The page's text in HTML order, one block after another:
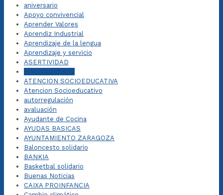
aniversario
Apoyo convivencial
Aprender Valores
Aprendiz Industrial
Aprendizaje de la lengua
Aprendizaje y servicio
ASERTIVIDAD
ATENCION SOCIOEDUCATIVA
Atencion Socioeducativo
autorregulación
avaluación
Ayudante de Cocina
AYUDAS BASICAS
AYUNTAMIENTO ZARAGOZA
Baloncesto solidario
BANKIA
Basketbal solidario
Buenas Noticias
CAIXA PROINFANCIA